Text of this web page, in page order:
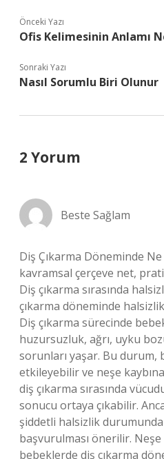
Önceki Yazı
Ofis Kelimesinin Anlamı
Sonraki Yazı
Nasıl Sorumlu Biri Olunur
2 Yorum
Beste Sağlam
Diş Çıkarma Döneminde
kavramsal çerçeve net,
Diş çıkarma sırasında
çıkarma döneminde
Diş çıkarma sürecinde
huzursuzluk, ağrı, uyku
sorunları yaşar. Bu durum,
etkileyebilir ve neşe
diş çıkarma sırasında
sonucu ortaya çıkabilir.
şiddetli halsizlik
başvurulması önerilir. Neşe
bebeklerde diş çıkarma